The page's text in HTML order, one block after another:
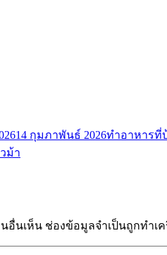
14 กุมภาพันธ์ 2026กำกับ
ทำอาหารที่
ม้า
อื่นเห็น ช่องข้อมูลจำเป็นถูกทำเ